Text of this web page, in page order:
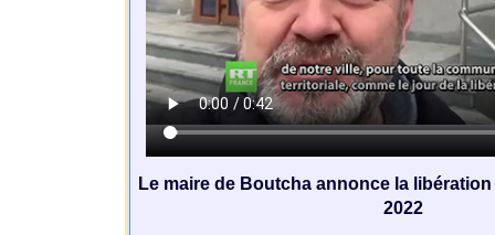
Le maire de Boutcha annonce la
2022